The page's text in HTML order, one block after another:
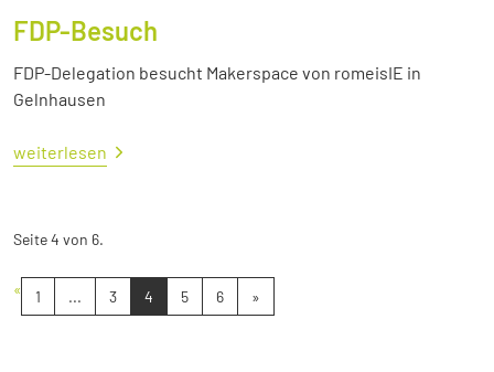
FDP-Besuch
FDP-Delegation besucht Makerspace von romeisIE in
Gelnhausen
weiterlesen
Seite 4 von 6.
« 1 ... 3 4 5 6 »